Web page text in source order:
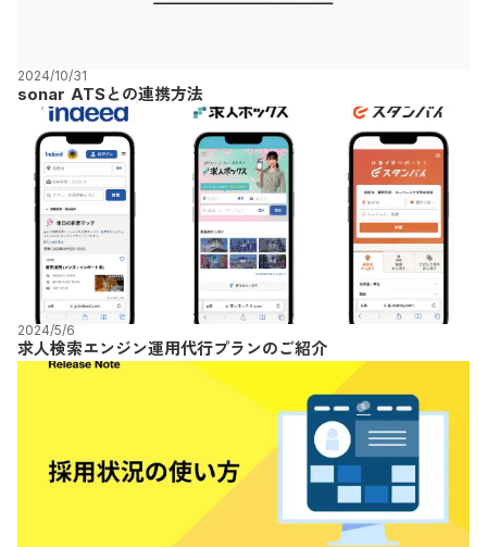
2024/10/31
sonar ATSとの連携方法
2024/5/6
求人検索エンジン運用代行プランのご紹介